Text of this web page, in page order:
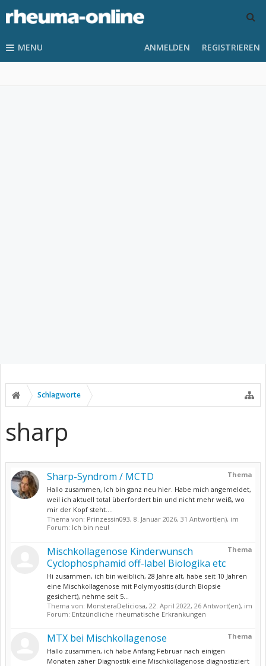
MENU ANMELDEN REGISTRIEREN
Schlagworte
sharp
Thema
Sharp-Syndrom / MCTD
Hallo zusammen, Ich bin ganz neu hier. Habe mich angemeldet,
weil ich aktuell total überfordert bin und nicht mehr weiß, wo
mir der Kopf steht....
Thema von: Prinzessin093, 8. Januar 2026, 31 Antwort(en), im
Forum: Ich bin neu!
Thema
Mischkollagenose Kinderwunsch
Cyclophosphamid off-label Biologika etc
Hi zusammen, ich bin weiblich, 28 Jahre alt, habe seit 10 Jahren
eine Mischkollagenose mit Polymyositis (durch Biopsie
gesichert), nehme seit 5...
Thema von: MonsteraDeliciosa, 22. April 2022, 26 Antwort(en), im
Forum: Entzündliche rheumatische Erkrankungen
Thema
MTX bei Mischkollagenose
Hallo zusammen, ich habe Anfang Februar nach einigen
Monaten zäher Diagnostik eine Mischkollagenose diagnostiziert